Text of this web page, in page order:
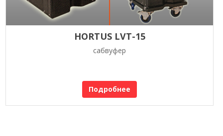
HORTUS LVT-15
сабвуфер
Подробнее